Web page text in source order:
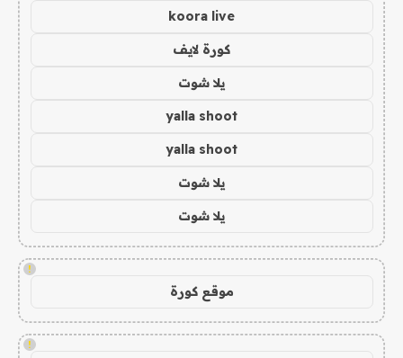
koora live
كورة لايف
يلا شوت
yalla shoot
yalla shoot
يلا شوت
يلا شوت
!
موقع كورة
!